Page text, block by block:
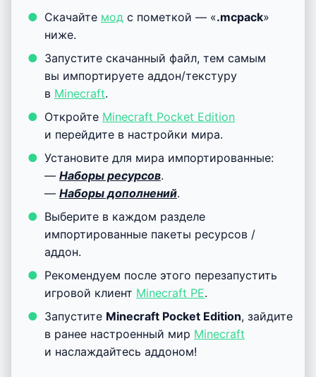
Скачайте мод с пометкой — «.mcpack»
ниже.
Запустите скачанный файл, тем самым
вы импортируете аддон/текстуру
в Minecraft.
Откройте Minecraft Pocket Edition
и перейдите в настройки мира.
Установите для мира импортированные:
— Наборы ресурсов.
— Наборы дополнений.
Выберите в каждом разделе
импортированные пакеты ресурсов /
аддон.
Рекомендуем после этого перезапустить
игровой клиент Minecraft PE.
Запустите Minecraft Pocket Edition, зайдите
в ранее настроенный мир Minecraft
и наслаждайтесь аддоном!